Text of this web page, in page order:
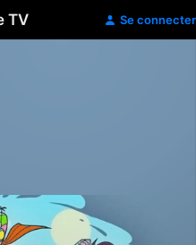
TV Se connecter